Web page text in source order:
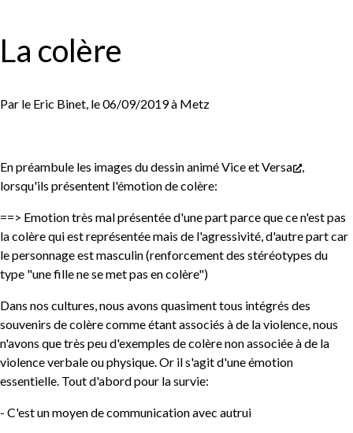
La colère
Par le Eric Binet, le 06/09/2019 à Metz
En préambule les images du dessin animéVice et Versa
,
lorsqu'ils présentent l'émotion de colère:
==> Emotion très mal présentée d'une part parce que ce n'est pas
la colère qui est représentée mais de l'agressivité, d'autre part car
le personnage est masculin (renforcement des stéréotypes du
type "une fille ne se met pas en colère")
Dans nos cultures, nous avons quasiment tous intégrés des
souvenirs de colère comme étant associés à de la violence, nous
n'avons que très peu d'exemples de colère non associée à de la
violence verbale ou physique. Or il s'agit d'une émotion
essentielle. Tout d'abord pour la survie:
- C'est un moyen de communication avec autrui